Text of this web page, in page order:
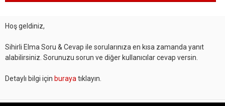
Hoş geldiniz,
Sihirli Elma Soru & Cevap ile sorularınıza en kısa zamanda yanıt
alabilirsiniz. Sorunuzu sorun ve diğer kullanıcılar cevap versin.
Detaylı bilgi için buraya tıklayın.